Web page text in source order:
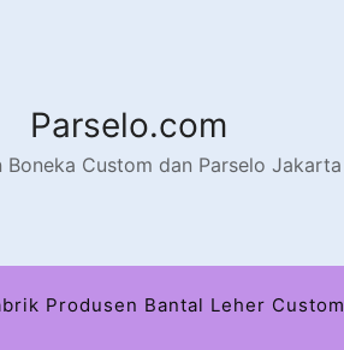
Parselo.com
Boneka Custom dan Parselo Jakarta
Produsen Bantal Leher Custom